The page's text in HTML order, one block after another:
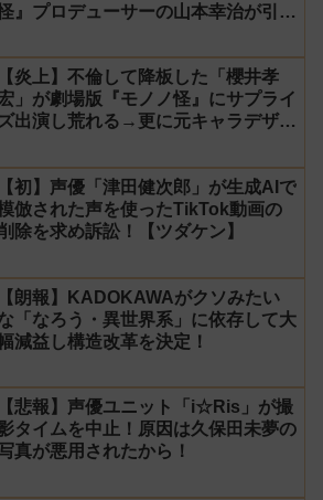
』プロデューサーの山本幸治が引
【炎上】不倫して降板した「櫻井孝
」が劇場版『モノノ怪』にサプライ
ズ出演し荒れる→更に元キャラデザ担
【初】声優「津田健次郎」が生成AIで
倣された声を使ったTikTok動画の
除を求め訴訟！【ツダケン】
【朗報】KADOKAWAがクソみたい
「なろう・異世界系」に依存して大
減益し構造改革を決定！
【悲報】声優ユニット「i☆Ris」が撮
タイムを中止！原因は久保田未夢の
真が悪用されたから！